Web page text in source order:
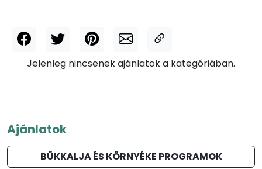
Jelenleg nincsenek ajánlatok a kategóriában.
Ajánlatok
BÜKKALJA ÉS KÖRNYÉKE PROGRAMOK